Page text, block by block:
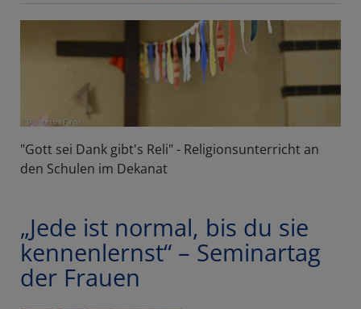
"Gott sei Dank gibt's Reli" - Religionsunterricht an
den Schulen im Dekanat
„Jede ist normal, bis du sie
kennenlernst“ – Seminartag
der Frauen